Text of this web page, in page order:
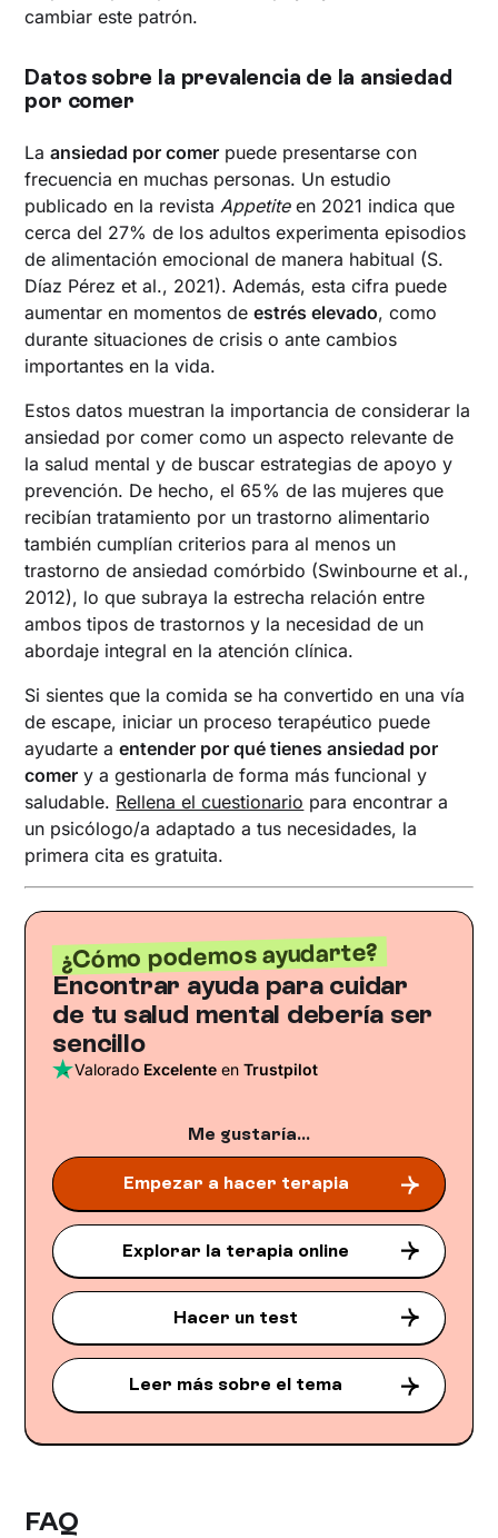
cambiar este patrón.
Datos sobre la prevalencia de la ansiedad
por comer
Laansiedad por comer puede presentarse con
frecuencia en muchas personas. Un estudio
publicado en la revistaAppetiteen 2021 indica que
cerca del 27% de los adultos experimenta episodios
de alimentación emocional de manera habitual (S.
Díaz Pérez et al., 2021). Además, esta cifra puede
aumentar en momentos deestrés elevado, como
durante situaciones de crisis o ante cambios
importantes en la vida.
Estos datos muestran la importancia de considerar la
ansiedad por comer como un aspecto relevante de
la salud mental y de buscar estrategias de apoyo y
prevención. De hecho, el 65% de las mujeres que
recibían tratamiento por un trastorno alimentario
también cumplían criterios para al menos un
trastorno de ansiedad comórbido (Swinbourne et al.,
2012), lo que subraya la estrecha relación entre
ambos tipos de trastornos y la necesidad de un
abordaje integral en la atención clínica.
Si sientes que la comida se ha convertido en una vía
de escape, iniciar un proceso terapéutico puede
ayudarte aentender por qué tienes ansiedad por
comer y a gestionarla de forma más funcional y
saludable. Rellena el cuestionario para encontrar a
un psicólogo/a adaptado a tus necesidades, la
primera cita es gratuita.
¿Cómo podemos ayudarte?
Encontrar ayuda para cuidar
de tu salud mental debería ser
sencillo
Valorado Excelente enTrustpilot
Me gustaría...
Empezar a hacer terapia
Explorar la terapia online
Hacer un test
Leer más sobre el tema
FAQ